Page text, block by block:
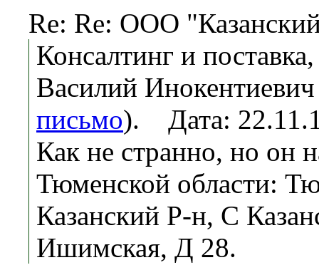
Re: Re: ООО
Консалтинг и
Василий
письмо). Дата:
Как не странно, но он
Тюменской области:
Казанский Р-н, С
Ишимская, Д 28.